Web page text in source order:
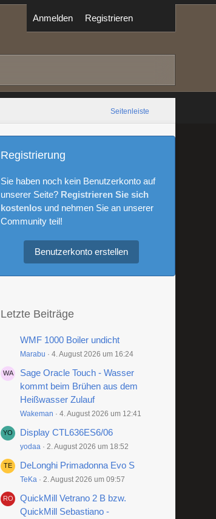
Anmelden Registrieren
Seitenleiste
Registrierung
Sie haben noch kein Benutzerkonto auf
unserer Seite? Registrieren Sie sich
kostenlosund nehmen Sie an unserer
Community teil!
Benutzerkonto erstellen
Letzte Beiträge
WMF 1000 Boiler undicht
Marabu 4. August 2026 um 16:24
Sage Oracle Touch - Wasser
kommt beim Brühen aus dem
Heißwasser Zulauf
Wakeman 4. August 2026 um 12:41
Display CTL636ES6/06
yodaa 2. August 2026 um 18:52
DeLonghi Primadonna Evo S
TeKa 2. August 2026 um 09:57
QuickMill Vetrano 2 B bzw.
QuickMill Sebastiano -